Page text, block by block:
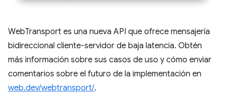
WebTransport es una nueva API que ofrece mensajería
bidireccional cliente-servidor de baja latencia. Obtén
más información sobre sus casos de uso y cómo enviar
comentarios sobre el futuro de la implementación en
web.dev/webtransport/.